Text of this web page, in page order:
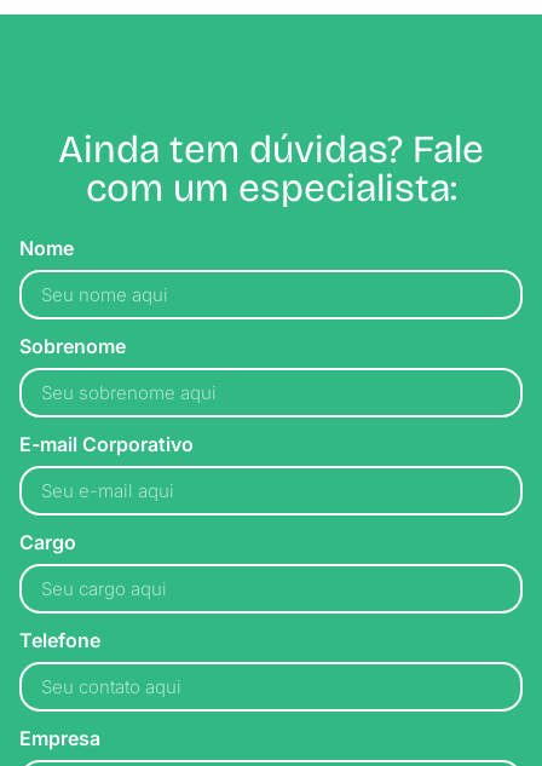
Ainda tem dúvidas? Fale
com um especialista:
Nome
Sobrenome
E-mail Corporativo
Cargo
Telefone
Empresa